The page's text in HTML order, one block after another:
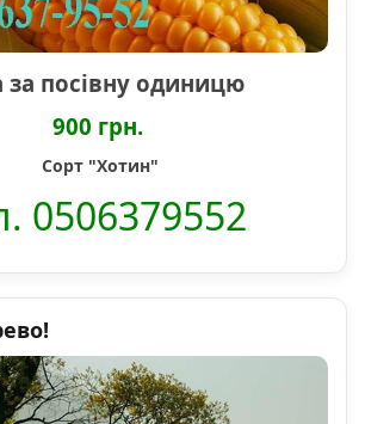
за посівну одиницю
900 грн.
Сорт "Хотин"
0506379552